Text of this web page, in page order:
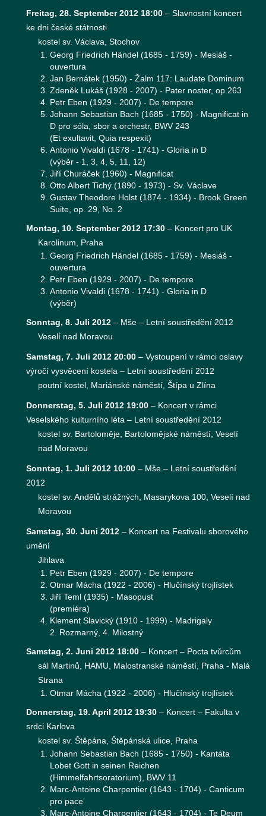
Freitag, 28. September 2012 18:00 – Slavnostní koncert
ke dni české státnosti
kostel sv. Václava, Stochov
Georg Friedrich Händel (1685 - 1759) - Mesiáš -
ouvertura
Jan Bernátek (1950) - Žalm 117: Laudate Dominum
Zdeněk Lukáš (1928 - 2007) - Pater noster, op.263
Petr Eben (1929 - 2007) - De tempore
Johann Sebastian Bach (1685 - 1750) - Magnificat in
D pro sóla, sbor a orchestr, BWV 243
(Et exultavit, Quia respexit)
Antonio Vivaldi (1678 - 1741) - Gloria in D
(výběr - 1, 3, 4, 5, 11, 12)
Jiří Churáček (1960) - Magnificat
Otto Albert Tichý (1890 - 1973) - Sv. Václave
Gustav Theodore Holst (1874 - 1934) - Brook Green
Suite, op. 29, No. 2
Montag, 10. September 2012 17:30 – Koncert pro UK
Karolinum, Praha
Georg Friedrich Händel (1685 - 1759) - Mesiáš -
ouvertura
Petr Eben (1929 - 2007) - De tempore
Antonio Vivaldi (1678 - 1741) - Gloria in D
(výběr)
Sonntag, 8. Juli 2012 – Mše – Letní soustředění 2012
Veselí nad Moravou
Samstag, 7. Juli 2012 20:00 – Vystoupení v rámci oslavy
výročí vysvěcení kostela – Letní soustředění 2012
poutní kostel, Mariánské náměstí, Štípa u Zlína
Donnerstag, 5. Juli 2012 19:00 – Koncert v rámci
Veselského kulturního léta – Letní soustředění 2012
kostel sv. Bartoloměje, Bartolomějské náměstí, Veselí
nad Moravou
Sonntag, 1. Juli 2012 10:00 – Mše – Letní soustředění
2012
kostel sv. Andělů strážných, Masarykova 100, Veselí nad
Moravou
Samstag, 30. Juni 2012 – Koncert na Festivalu sborového
umění
Jihlava
Petr Eben (1929 - 2007) - De tempore
Otmar Mácha (1922 - 2006) - Hlučínský trojlístek
Jiří Teml (1935) - Masopust
(premiéra)
Klement Slavický (1910 - 1999) - Madrigaly
2. Rozmarný, 4. Milostný
Samstag, 2. Juni 2012 18:00 – Koncert – Pocta tvůrcům
sál Martinů, HAMU, Malostranské náměstí, Praha - Malá
Strana
Otmar Mácha (1922 - 2006) - Hlučínský trojlístek
Donnerstag, 19. April 2012 19:30 – Koncert – Fakulta v
srdci Karlova
kostel sv. Štěpána, Štěpánská ulice, Praha
Johann Sebastian Bach (1685 - 1750) - Kantáta
Lobet Gott in seinen Reichen
(Himmelfahrtsoratorium), BWV 11
Marc-Antoine Charpentier (1643 - 1704) - Canticum
pro pace
Marc-Antoine Charpentier (1643 - 1704) - Te Deum